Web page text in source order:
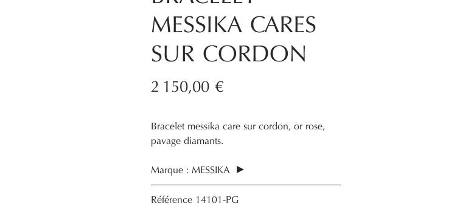
MESSIKA CARES
SUR CORDON
2 150,00 €
Bracelet messika care sur cordon, or rose,
pavage diamants.
Marque : MESSIKA
Référence 14101-PG